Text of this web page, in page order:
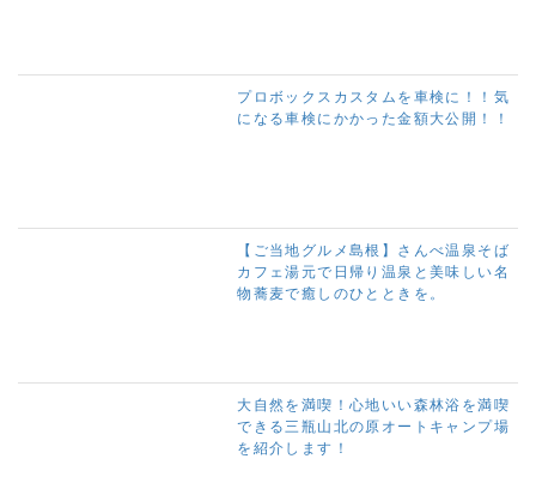
プロボックスカスタムを車検に！！気
になる車検にかかった金額大公開！！
【ご当地グルメ島根】さんべ温泉そば
カフェ湯元で日帰り温泉と美味しい名
物蕎麦で癒しのひとときを。
大自然を満喫！心地いい森林浴を満喫
できる三瓶山北の原オートキャンプ場
を紹介します！